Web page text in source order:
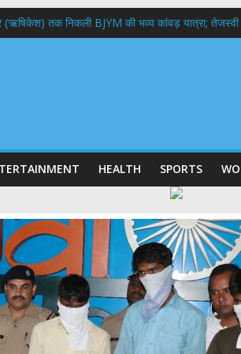
(ऋषिकेश) तक निकली BJYM की भव्य कांवड़ यात्रा;
PWD के EE, AE और JE निलंबित, सीएम धामी के
HEALTH SPORTS